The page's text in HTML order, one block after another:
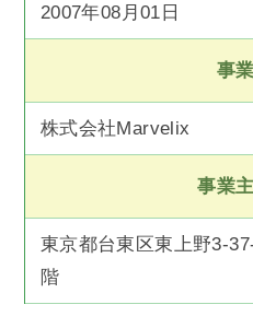
2007年08月01日
事
株式会社Marvelix
事業
東京都台東区東上野3-
階